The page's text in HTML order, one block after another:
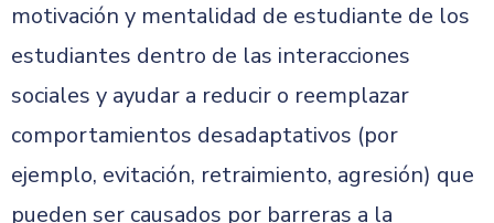
motivación y mentalidad de estudiante de los
estudiantes dentro de las interacciones
sociales y ayudar a reducir o reemplazar
comportamientos desadaptativos (por
ejemplo, evitación, retraimiento, agresión) que
pueden ser causados ​​por barreras a la